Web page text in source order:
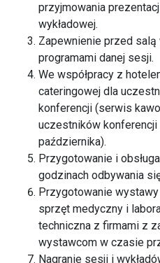
przyjmowania
wykładowej.
Zapewnienie przed salą
programami danej sesji.
We współpracy z
cateringowej dla
konferencji (serwis
uczestników konferencji
października).
Przygotowanie i
godzinach odbywania
Przygotowanie
sprzęt medyczny i
techniczna z firmami z
wystawcom w czasie
Nagranie sesji i